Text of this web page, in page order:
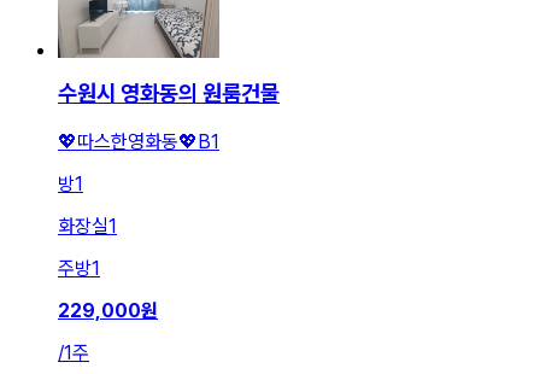
수원시 영화동의 원룸건물
💖따스한영화동💖B1
방1
화장실1
주방1
229,000원
/1주